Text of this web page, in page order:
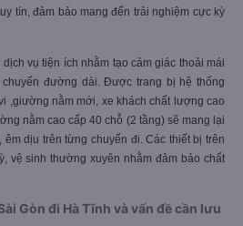
tín, đảm bảo mang đến trải nghiệm cực kỳ
vụ tiện ích nhằm tạo cảm giác thoải mái
đường dài. Được trang bị hệ thống
,giường nằm mới, xe khách chất lượng cao
nằm cao cấp 40 chỗ (2 tầng) sẽ mang lại
dịu trên từng chuyến đi. Các thiết bị trên
vệ sinh thường xuyên nhằm đảm bảo chất
Gòn đi Hà Tĩnh và vấn đề cần lưu